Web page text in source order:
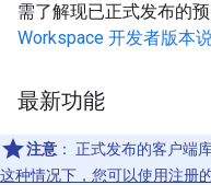
需了解现已正式发布的
Workspace 开发者版本
最新功能
注意 ： 正式发布的客户端
这种情况下，您可以使用注册